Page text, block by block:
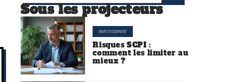
Sous les projecteurs
INVESTISSEMENT
Risques SCPI :
comment les limiter au
mieux ?